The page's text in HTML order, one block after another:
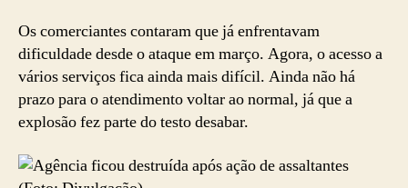
Os comerciantes contaram que já enfrentavam
dificuldade desde o ataque em março. Agora, o acesso a
vários serviços fica ainda mais difícil. Ainda não há
prazo para o atendimento voltar ao normal, já que a
explosão fez parte do testo desabar.